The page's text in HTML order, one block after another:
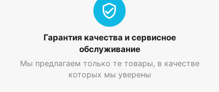
Гарантия качества и сервисное
обслуживание
Мы предлагаем только те товары, в качестве
которых мы уверены